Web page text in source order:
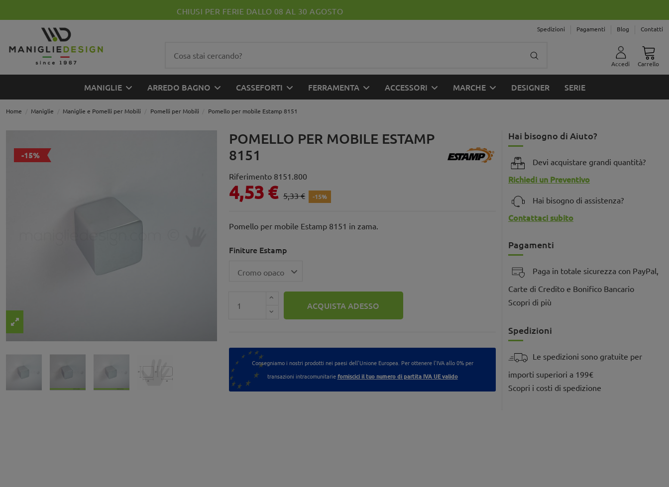
SCONTI FINO AL 50% SU TUTTO IL CATALOGO
Spedizioni Pagamenti Blog Contatti
Accedi Carrello
MANIGLIE ARREDO BAGNO CASSEFORTI FERRAMENTA ACCESSORI MARCHE DESIGNER SERIE
Home Maniglie Maniglie e Pomelli per Mobili Pomelli per Mobili Pomello per mobile Estamp 8151
-15%
POMELLO PER MOBILE ESTAMP
8151
Riferimento 8151.800
4,53 € 5,33 € -15%
Pomello per mobile Estamp 8151 in zama.
Finiture Estamp
ACQUISTA ADESSO
Consegniamo i nostri prodotti nei paesi dell'Unione Europea. Per ottenere l'IVA allo 0% per
transazioni intracomunitarie forniscici il tuo numero di partita IVA UE valido
Hai bisogno di Aiuto?
Devi acquistare grandi quantità?
Richiedi un Preventivo
Hai bisogno di assistenza?
Contattaci subito
Pagamenti
Paga in totale sicurezza con PayPal,
Carte di Credito e Bonifico Bancario
Scopri di più
Spedizioni
Le spedizioni sono gratuite per
importi superiori a 199€
Scopri i costi di spedizione